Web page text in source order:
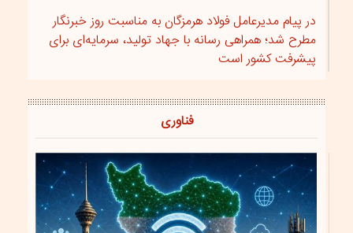
در پیام مدیرعامل فولاد هرمزگان به مناسبت روز خبرنگار
مطرح شد؛ همراهی رسانه با جهاد تولید، سرمایه‌ای برای
پیشرفت کشور است
فناوری